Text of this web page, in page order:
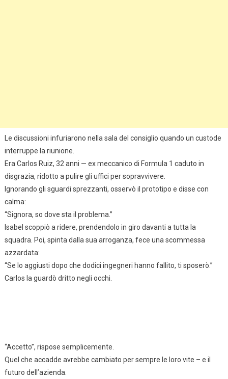
Le discussioni infuriarono nella sala del consiglio quando un custode
interruppe la riunione.
Era Carlos Ruiz, 32 anni — ex meccanico di Formula 1 caduto in
disgrazia, ridotto a pulire gli uffici per sopravvivere.
Ignorando gli sguardi sprezzanti, osservò il prototipo e disse con
calma:
“Signora, so dove sta il problema.”
Isabel scoppiò a ridere, prendendolo in giro davanti a tutta la
squadra. Poi, spinta dalla sua arroganza, fece una scommessa
azzardata:
“Se lo aggiusti dopo che dodici ingegneri hanno fallito, ti sposerò.”
Carlos la guardò dritto negli occhi.
“Accetto”, rispose semplicemente.
Quel che accadde avrebbe cambiato per sempre le loro vite – e il
futuro dell’azienda.